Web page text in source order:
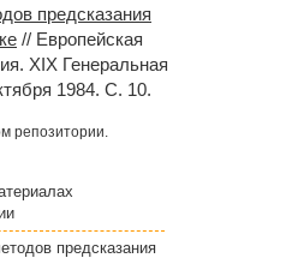
предсказания
// Европейская
XIX Генеральная
1984. С. 10.
репозитории.
предсказания